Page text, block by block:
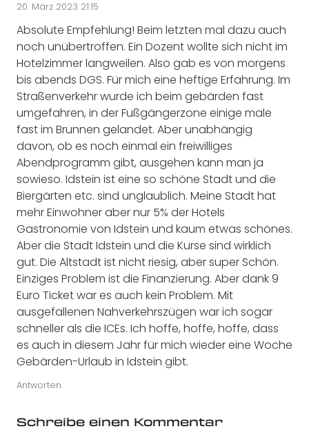
20. März 2023 21:15
Absolute Empfehlung! Beim letzten mal dazu auch
noch unübertroffen. Ein Dozent wollte sich nicht im
Hotelzimmer langweilen. Also gab es von morgens
bis abends DGS. Für mich eine heftige Erfahrung. Im
Straßenverkehr wurde ich beim gebärden fast
umgefahren, in der Fußgängerzone einige male
fast im Brunnen gelandet. Aber unabhängig
davon, ob es noch einmal ein freiwilliges
Abendprogramm gibt, ausgehen kann man ja
sowieso. Idstein ist eine so schöne Stadt und die
Biergärten etc. sind unglaublich. Meine Stadt hat
mehr Einwohner aber nur 5% der Hotels
Gastronomie von Idstein und kaum etwas schönes.
Aber die Stadt Idstein und die Kurse sind wirklich
gut. Die Altstadt ist nicht riesig, aber super Schön.
Einziges Problem ist die Finanzierung. Aber dank 9
Euro Ticket war es auch kein Problem. Mit
ausgefallenen Nahverkehrszügen war ich sogar
schneller als die ICEs. Ich hoffe, hoffe, hoffe, dass
es auch in diesem Jahr für mich wieder eine Woche
Gebärden-Urlaub in Idstein gibt.
Antworten
Schreibe einen Kommentar